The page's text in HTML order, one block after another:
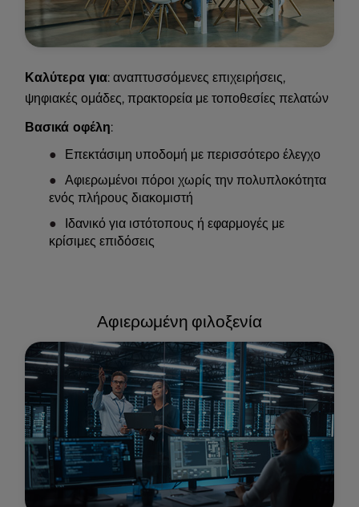
Καλύτερα για: αναπτυσσόμενες επιχειρήσεις,
ψηφιακές ομάδες, πρακτορεία με τοποθεσίες πελατών
Βασικά οφέλη:
Επεκτάσιμη υποδομή με περισσότερο έλεγχο
Αφιερωμένοι πόροι χωρίς την πολυπλοκότητα
ενός πλήρους διακομιστή
Ιδανικό για ιστότοπους ή εφαρμογές με
κρίσιμες επιδόσεις
Αφιερωμένη φιλοξενία